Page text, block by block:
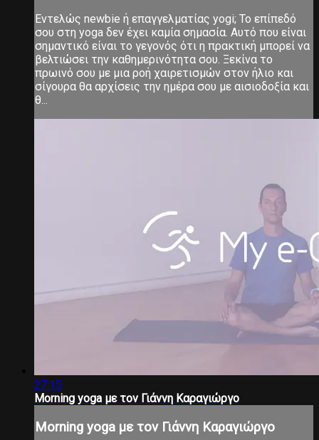
Εντελώς newbie ή επαγγελματίας yogi; Το επίπεδό
σου στη yoga δεν έχει καμία σημασία. Αυτό που είναι
σημαντικό είναι το γεγονός ότι η πρακτική μπορεί να
βελτιώσει την καθημερινότητα σου. Ξεκίνα το
πρωινό σου με μια ροή χαιρετισμών στον ήλιο και
σίγουρα θα αρχίσεις την ημέρα σου με αισιοδοξία και
θ...
27:15
Morning yoga με τον Γιάννη Καραγιώργο
Morning yoga με τον Γιάννη Καραγιώργο